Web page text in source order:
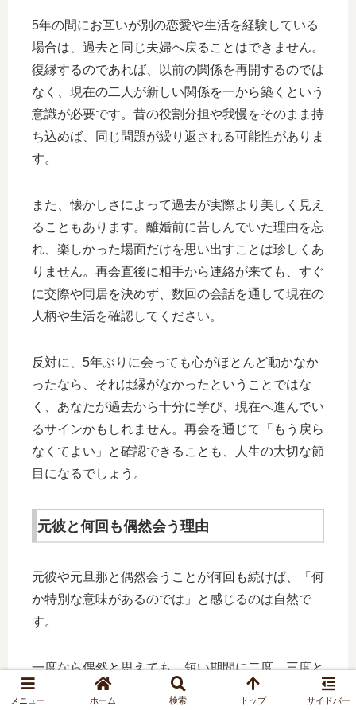
5年の間にお互いが別の恋愛や生活を経験している
場合は、過去と同じ夫婦へ戻ることはできません。
復縁するのであれば、以前の関係を再開するのでは
なく、現在の二人が新しい関係を一から築くという
意識が必要です。昔の役割分担や我慢をそのまま持
ち込めば、同じ問題が繰り返される可能性がありま
す。
また、懐かしさによって過去が実際より美しく見え
ることもあります。離婚前に苦しんでいた理由を忘
れ、楽しかった場面だけを思い出すことは珍しくあ
りません。再会直後に相手から連絡が来ても、すぐ
に交際や同居を決めず、数回の会話を通して現在の
人柄や生活を確認してください。
反対に、5年ぶりに会っても心がほとんど動かなか
ったなら、それは縁がなかったということではな
く、あなたが過去から十分に学び、現在へ進んでい
るサインかもしれません。再会を通じて「もう戻ら
なくてよい」と確認できることも、人生の大切な節
目になるでしょう。
元彼と何回も偶然会う理由
元彼や元旦那と偶然会うことが何回も続けば、「何
か特別な意味があるのでは」と感じるのは自然で
す。
一度なら偶然と思えても、短い期間に二度、三度と
顔を合わせると、相手も自分を意識しているのでは
メニュー ホーム 検索 トップ サイドバー